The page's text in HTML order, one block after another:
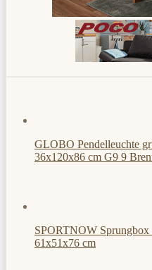
GLOBO Pendelleuchte
36x120x86 cm G9 9
SPORTNOW
61x51x76 cm